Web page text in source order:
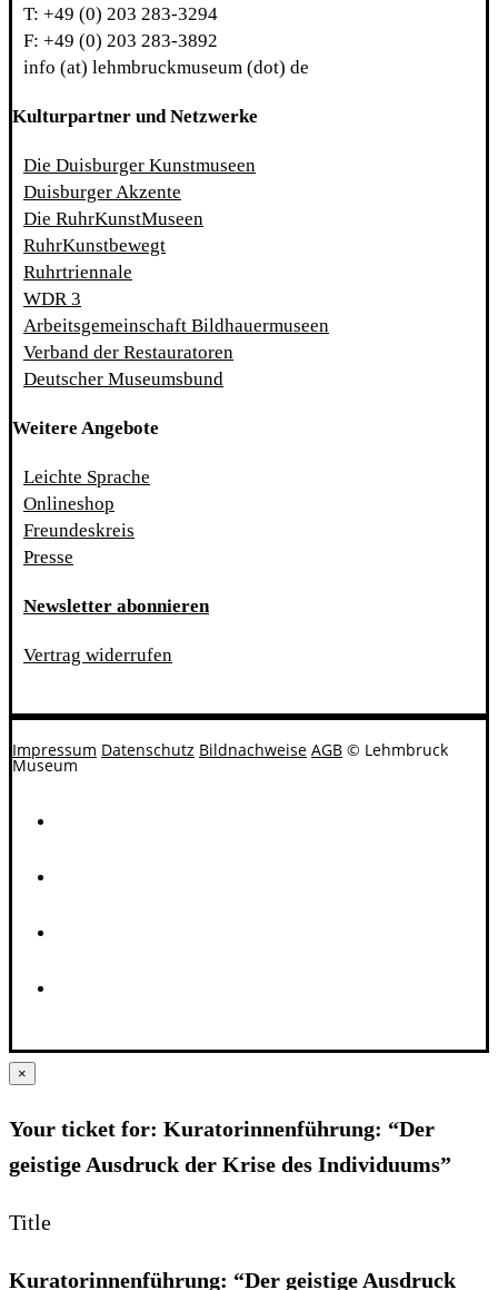
T: +49 (0) 203 283-3294
F: +49 (0) 203 283-3892
info (at) lehmbruckmuseum (dot) de
Kulturpartner und Netzwerke
Die Duisburger Kunstmuseen
Duisburger Akzente
Die RuhrKunstMuseen
RuhrKunstbewegt
Ruhrtriennale
WDR 3
Arbeitsgemeinschaft Bildhauermuseen
Verband der Restauratoren
Deutscher Museumsbund
Weitere Angebote
Leichte Sprache
Onlineshop
Freundeskreis
Presse
Newsletter abonnieren
Vertrag widerrufen
Impressum Datenschutz Bildnachweise AGB © Lehmbruck
Museum
×
Your ticket for: Kuratorinnenführung: “Der
geistige Ausdruck der Krise des Individuums”
Title
Kuratorinnenführung: “Der geistige Ausdruck